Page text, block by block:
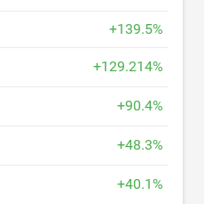
+139.5%
+129.214%
+90.4%
+48.3%
+40.1%